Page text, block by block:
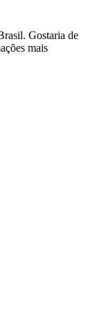
Gostaria de
mais